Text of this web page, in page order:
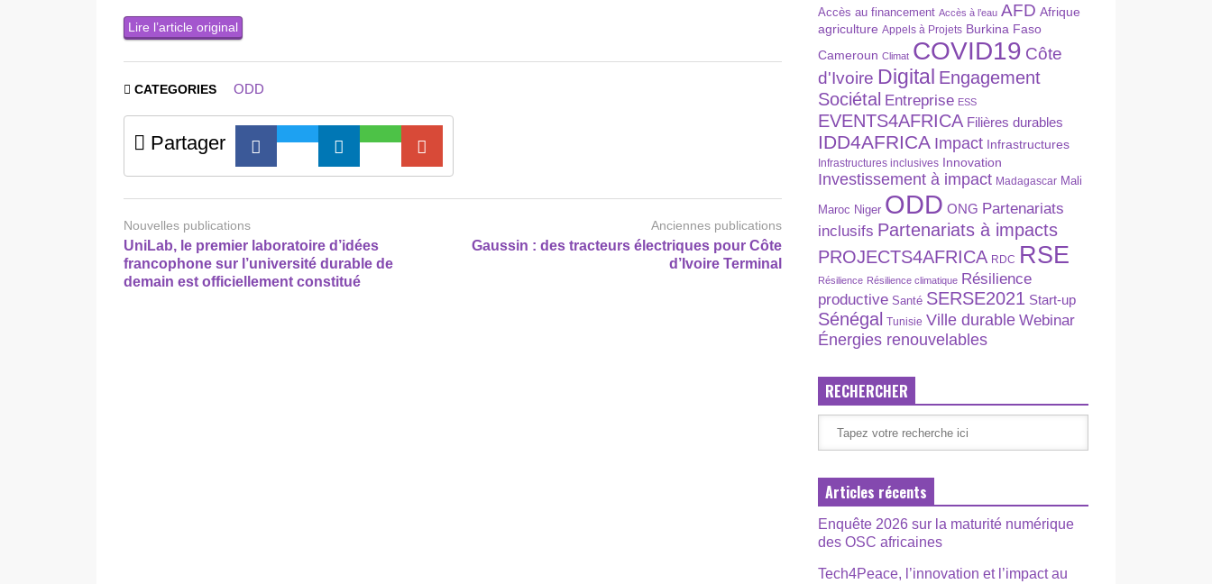
Lire l’article original
CATEGORIES ODD
Partager
Nouvelles publications
UniLab, le premier laboratoire d’idées
francophone sur l’université durable de
demain est officiellement constitué
Anciennes publications
Gaussin : des tracteurs électriques pour Côte
d’Ivoire Terminal
Accès au financement Accès à l’eau AFD Afrique
agriculture Appels à Projets Burkina Faso
Cameroun Climat COVID19 Côte
d'Ivoire Digital Engagement
Sociétal Entreprise ESS
EVENTS4AFRICA Filières durables
IDD4AFRICA Impact Infrastructures
Infrastructures inclusives Innovation
Investissement à impact Madagascar Mali
Maroc Niger ODD ONG Partenariats
inclusifs Partenariats à impacts
PROJECTS4AFRICA RDC RSE
Résilience Résilience climatique Résilience
productive Santé SERSE2021 Start-up
Sénégal Tunisie Ville durable Webinar
Énergies renouvelables
RECHERCHER
Articles récents
Enquête 2026 sur la maturité numérique
des OSC africaines
Tech4Peace, l’innovation et l’impact au